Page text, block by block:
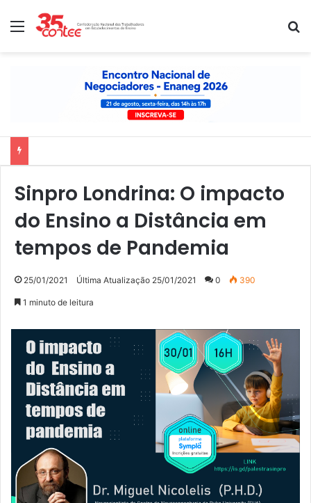
Menu
Sinpro Londrina: O impacto
do Ensino a Distância em
tempos de Pandemia
25/01/2021 Última Atualização 25/01/2021 0 390
1 minuto de leitura